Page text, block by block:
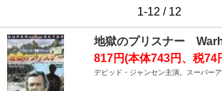
1-12 / 12
地獄のプリスナー
817円(本体743円、税74
デビッド・ジャンセン主演。スーパー